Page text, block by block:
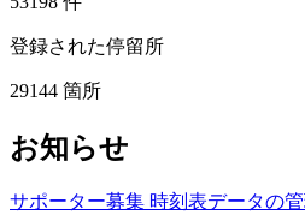
登録された停留所
29144 箇所
お知らせ
サポーター募集 時刻表データの